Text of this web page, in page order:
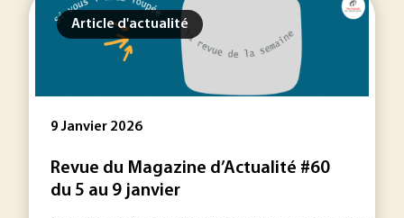
Article d'actualité
9 Janvier 2026
Revue du Magazine d’Actualité #60
du 5 au 9 janvier